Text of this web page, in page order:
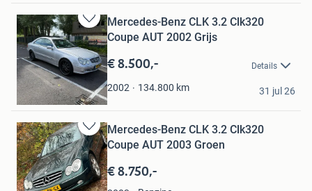
Bewaren
in
Mijn
Favorieten
Mercedes-Benz CLK 3.2 Clk320
Coupe AUT 2002 Grijs
€ 8.500,- Details
2002 134.800 km
Tjebbe
Abcoude
31 jul 26
Bewaren
in
Mijn
Favorieten
Mercedes-Benz CLK 3.2 Clk320
Coupe AUT 2003 Groen
€ 8.750,-